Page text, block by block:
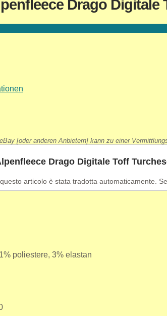
Drago Digitale
[oder anderen Anbietern] kann zu einer
Drago Digitale Toff
articolo è stata tradotta automaticamente.
poliestere, 3% elastan